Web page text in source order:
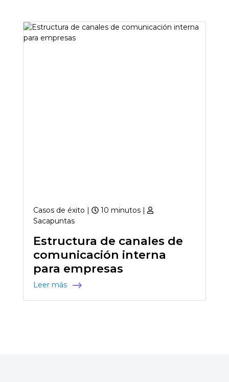
Casos de éxito |
10 minutos |
Sacapuntas
Estructura de canales de
comunicación interna
para empresas
Leer más